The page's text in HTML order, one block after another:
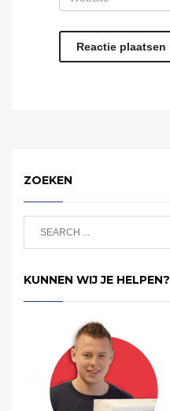
ZOEKEN
KUNNEN WIJ JE HELPEN?